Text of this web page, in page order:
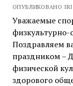
ОПУБЛИКОВАНО
Уважаемые
Поздравляем
праздником –
физической
здорового